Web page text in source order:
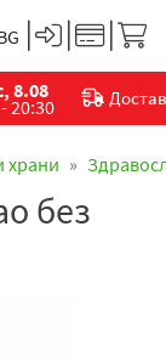
8.08
20:30
храни
без